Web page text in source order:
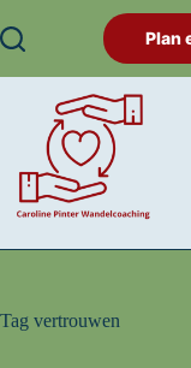
Plan
Tag vertrouwen